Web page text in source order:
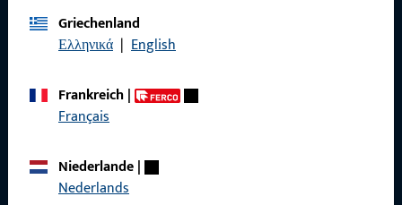
Griechenland
Ελληνικά | English
Frankreich|
Français
Niederlande|
Nederlands